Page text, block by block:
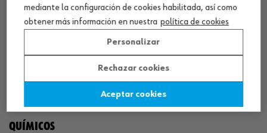
¡SÍGUENOS!
QUÍMICOS
mediante la configuración de cookies habilitada, así como
obtener más información en nuestra política de cookies
Personalizar
Rechazar cookies
Aceptar cookies